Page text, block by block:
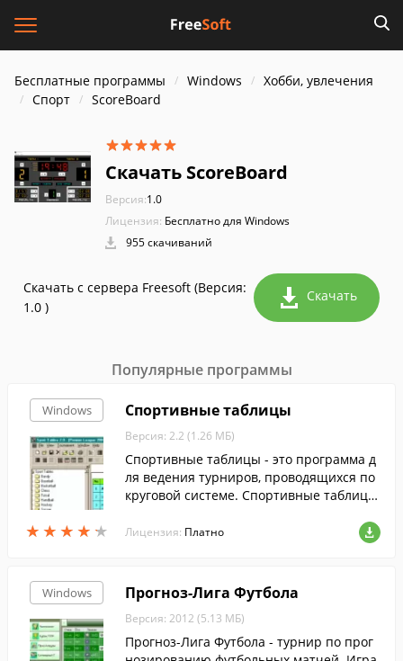
Бесплатные программы Windows
Хобби, увлечения
Спорт
ScoreBoard
Скачать ScoreBoard
Версия:1.0
Лицензия: Бесплатно для Windows
955 скачиваний
Скачать с сервера Freesoft (Версия:
1.0 )
Скачать
Популярные программы
Windows
★ ★ ★ ★ ★
★ ★ ★ ★ ★
Спортивные таблицы
Версия: 2.2 (1.26 МБ)
Спортивные таблицы - это программа д
ля ведения турниров, проводящихся по
круговой системе. Спортивные таблицы
лиза результатов матчей...
Лицензия: Платно
Windows Прогноз-Лига Футбола
Версия: 2012 (5.13 МБ)
Прогноз-Лига Футбола - турнир по прог